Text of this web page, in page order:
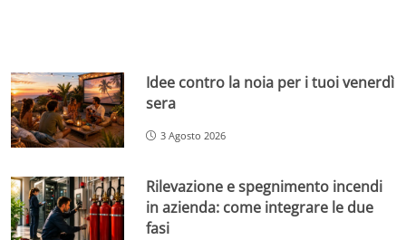
Idee contro la noia per i tuoi venerdì
sera
3 Agosto 2026
Rilevazione e spegnimento incendi
in azienda: come integrare le due
fasi